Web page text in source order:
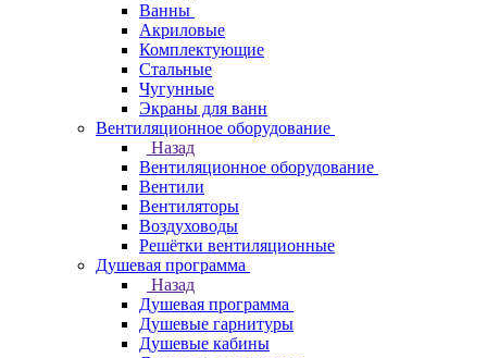
Ванны
Акриловые
Комплектующие
Стальные
Чугунные
Экраны для ванн
Вентиляционное оборудование
Назад
Вентиляционное оборудование
Вентили
Вентиляторы
Воздуховоды
Решётки вентиляционные
Душевая программа
Назад
Душевая программа
Душевые гарнитуры
Душевые кабины